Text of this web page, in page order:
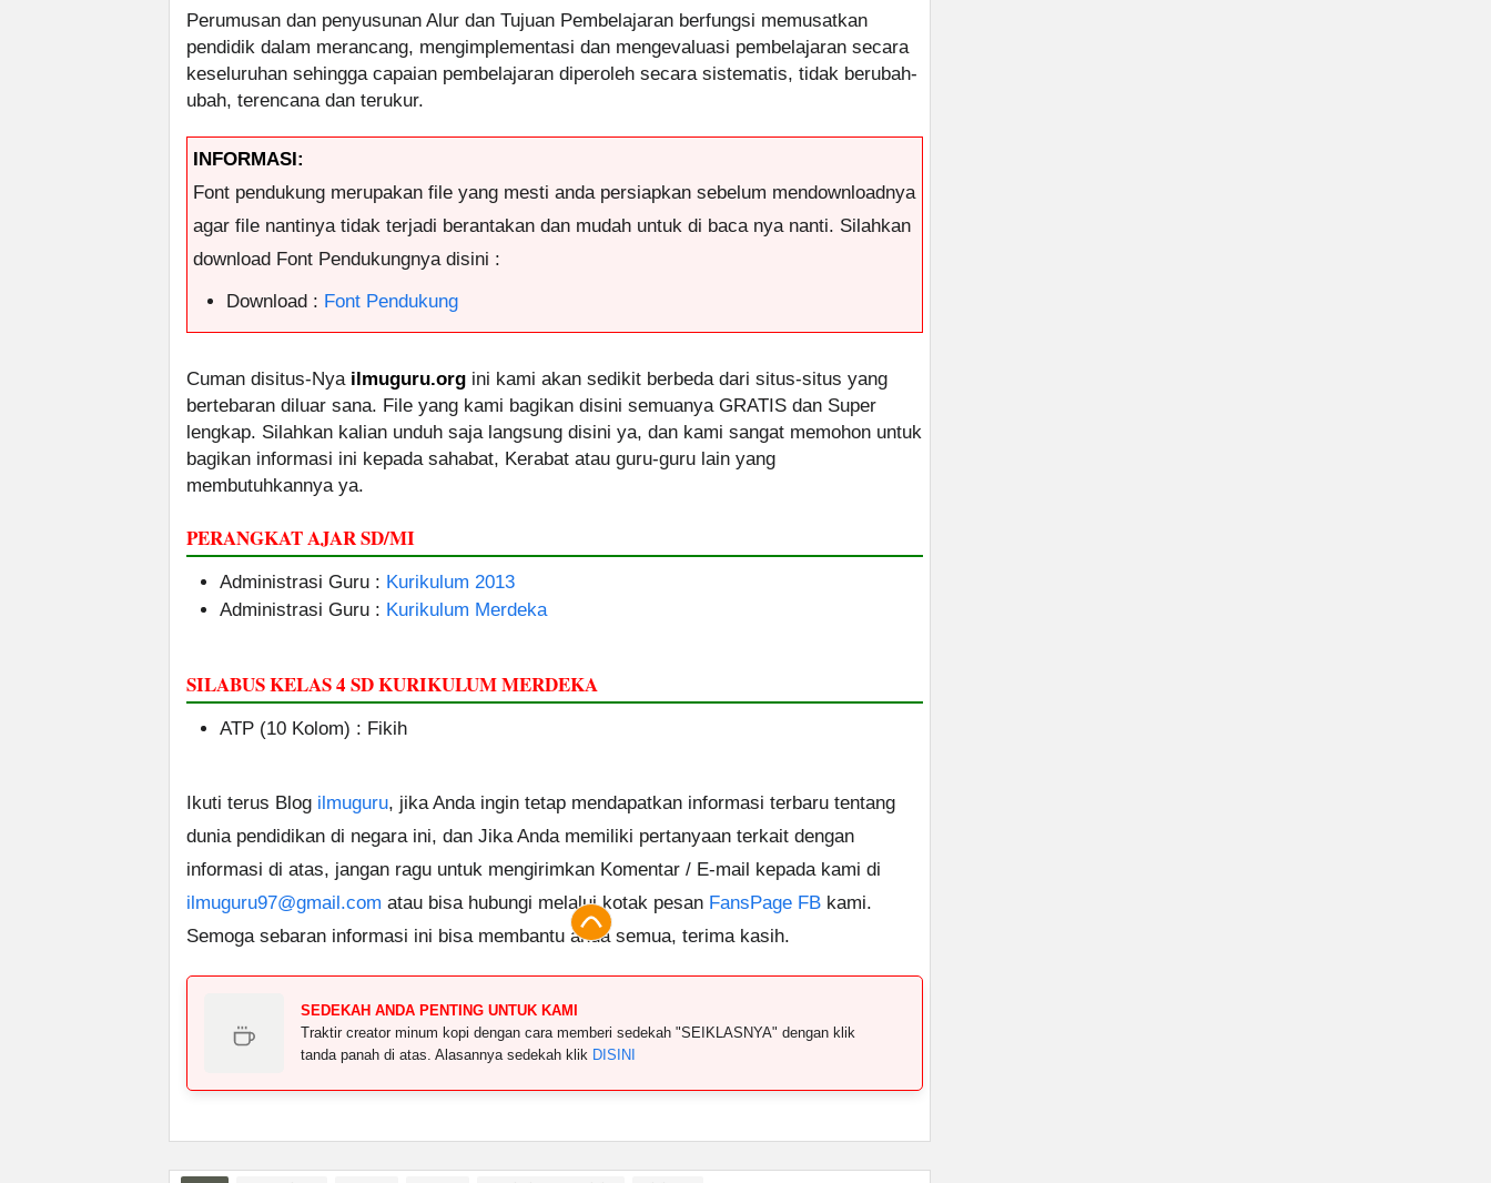
Perumusan dan penyusunan Alur dan Tujuan Pembelajaran berfungsi memusatkan
pendidik dalam merancang, mengimplementasi dan mengevaluasi pembelajaran secara
keseluruhan sehingga capaian pembelajaran diperoleh secara sistematis, tidak berubah-
ubah, terencana dan terukur.
INFORMASI:
Font pendukung merupakan file yang mesti anda persiapkan sebelum mendownloadnya
agar file nantinya tidak terjadi berantakan dan mudah untuk di baca nya nanti. Silahkan
download Font Pendukungnya disini :
Download : Font Pendukung
Cuman disitus-Nya ilmuguru.org ini kami akan sedikit berbeda dari situs-situs yang
bertebaran diluar sana. File yang kami bagikan disini semuanya GRATIS dan Super
lengkap. Silahkan kalian unduh saja langsung disini ya, dan kami sangat memohon untuk
bagikan informasi ini kepada sahabat, Kerabat atau guru-guru lain yang
membutuhkannya ya.
PERANGKAT AJAR SD/MI
Administrasi Guru : Kurikulum 2013
Administrasi Guru : Kurikulum Merdeka
SILABUS KELAS 4 SD KURIKULUM MERDEKA
ATP (10 Kolom) : Fikih
Ikuti terus Blog ilmuguru, jika Anda ingin tetap mendapatkan informasi terbaru tentang
dunia pendidikan di negara ini, dan Jika Anda memiliki pertanyaan terkait dengan
informasi di atas, jangan ragu untuk mengirimkan Komentar / E-mail kepada kami di
ilmuguru97@gmail.com atau bisa hubungi melalui kotak pesan FansPage FB kami.
Semoga sebaran informasi ini bisa membantu anda semua, terima kasih.
SEDEKAH ANDA PENTING UNTUK KAMI
Traktir creator minum kopi dengan cara memberi sedekah "SEIKLASNYA" dengan klik
tanda panah di atas. Alasannya sedekah klik DISINI